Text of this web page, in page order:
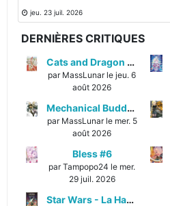
jeu. 23 juil. 2026
DERNIÈRES CRITIQUES
Cats and Dragon #3
par MassLunar le jeu. 6
août 2026
Mechanical Buddy Universe #1
par MassLunar le mer. 5
août 2026
Bless #6
par Tampopo24 le mer.
29 juil. 2026
Star Wars - La Haute République - Un équilibre fragile